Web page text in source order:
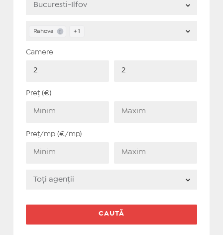
Rahova + 1
Camere
Preț (€)
Preț/mp (€/mp)